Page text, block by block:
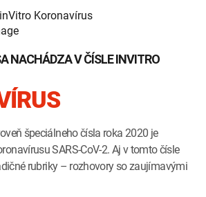
NACHÁDZA V ČÍSLE INVITRO
špeciálneho čísla roka 2020 je
SARS-CoV-2. Aj v tomto čísle
rubriky – rozhovory so zaujímavými